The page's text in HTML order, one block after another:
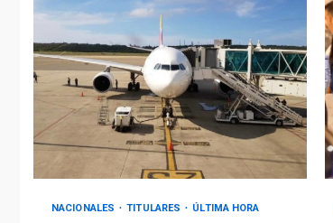
NACIONALES TITULARES ÚLTIMA HORA